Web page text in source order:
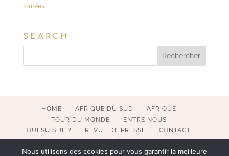
traitées.
SEARCH
HOME AFRIQUE DU SUD
AFRIQUE
TOUR DU MONDE
ENTRE NOUS
QUI SUIS JE ?
REVUE DE PRESSE
CONTACT
Nous utilisons des cookies pour vous garantir la meilleure